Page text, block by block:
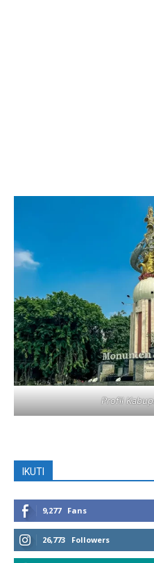
Profil
IKUTI
9,277 Fans
26,773 Followers